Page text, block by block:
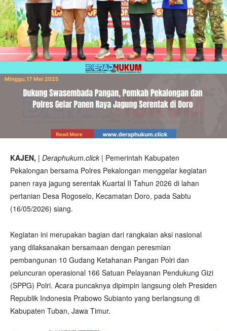
KAJEN, | Deraphukum.click | Pemerintah Kabupaten
Pekalongan bersama Polres Pekalongan menggelar kegiatan
panen raya jagung serentak Kuartal II Tahun 2026 di lahan
pertanian Desa Rogoselo, Kecamatan Doro, pada Sabtu
(16/05/2026) siang.
Kegiatan ini merupakan bagian dari rangkaian aksi nasional
yang dilaksanakan bersamaan dengan peresmian
pembangunan 10 Gudang Ketahanan Pangan Polri dan
peluncuran operasional 166 Satuan Pelayanan Pendukung Gizi
(SPPG) Polri. Acara puncaknya dipimpin langsung oleh Presiden
Republik Indonesia Prabowo Subianto yang berlangsung di
Kabupaten Tuban, Jawa Timur.